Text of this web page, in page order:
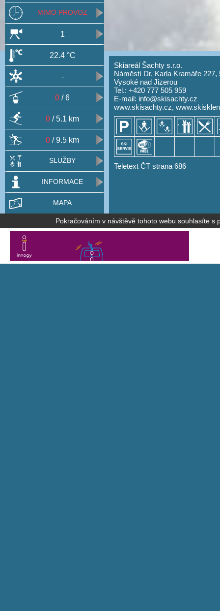
Skiareál Šachty s.r.o.
Náměstí Dr. Karla Kramáře 227,
Vysoké nad Jizerou
Tel.: +420 777 505 959
E-mail: info@skisachty.cz
www.skisachty.cz,
Teletext ČT strana 686
MIMO PROVOZ
1
22.4 °C
-
0 / 6
0 / 5.1 km
0 / 9.5 km
SLUŽBY
INFORMACE
MAPA
Pokračováním v návštěvě tohoto webu souhlasíte